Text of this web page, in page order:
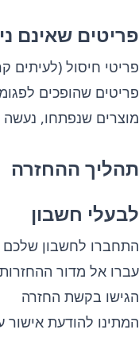
פריטים שאינם
פריטי חיסול (לעיתים
פריטים שהופכים לפגומים לאחר 30 יום
מוצרים שנפתחו, נעשה
תהליך ההחזרה
לבעלי חשבון
התחברו לחשבון שלכם
עברו אל מדור ההחזרות
הגישו בקשת החזרה
המתינו להודעת